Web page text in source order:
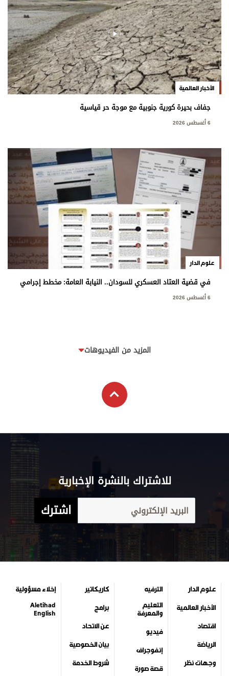
الأخبار العالمية
جفاف بحيرة كورية جنوبية مع موجة حر قياسية
6 أغسطس 2026
علوم الدار
في قضية العتاد العسكري للسودان.. النيابة العامة: مخطط إجرامي
استهدف المساس بسيادة الدولة6 أغسطس 2026
المزيد من الفيديوهات
للاشتراك بالنشرة الإخبارية
اشترك
علوم الدار
الأخبار العالمية
اقتصاد
الرياضة
وجهات نظر
الترفيه
التعليم
والمعرفة
فيديو
إنفوجراف
قصة صورة
كاريكاتير
برامج
عن الاتحاد
بيان الخصوصية
شروط الخدمة
إخلاء مسؤولية
Aletihad
English